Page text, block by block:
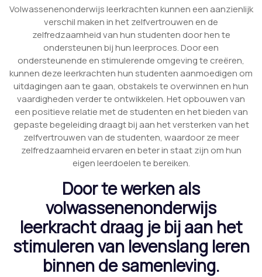
Volwassenenonderwijs leerkrachten kunnen een aanzienlijk
verschil maken in het zelfvertrouwen en de
zelfredzaamheid van hun studenten door hen te
ondersteunen bij hun leerproces. Door een
ondersteunende en stimulerende omgeving te creëren,
kunnen deze leerkrachten hun studenten aanmoedigen om
uitdagingen aan te gaan, obstakels te overwinnen en hun
vaardigheden verder te ontwikkelen. Het opbouwen van
een positieve relatie met de studenten en het bieden van
gepaste begeleiding draagt bij aan het versterken van het
zelfvertrouwen van de studenten, waardoor ze meer
zelfredzaamheid ervaren en beter in staat zijn om hun
eigen leerdoelen te bereiken.
Door te werken als
volwassenenonderwijs
leerkracht draag je bij aan het
stimuleren van levenslang leren
binnen de samenleving.